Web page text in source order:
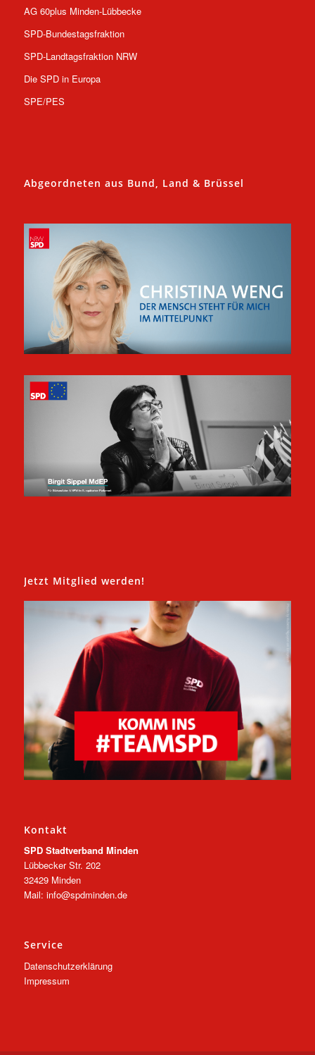
AG 60plus Minden-Lübbecke
SPD-Bundestagsfraktion
SPD-Landtagsfraktion NRW
Die SPD in Europa
SPE/PES
Abgeordneten aus Bund, Land & Brüssel
Jetzt Mitglied werden!
Kontakt
SPD Stadtverband Minden
Lübbecker Str. 202
32429 Minden
Mail: info@spdminden.de
Service
Datenschutzerklärung
Impressum